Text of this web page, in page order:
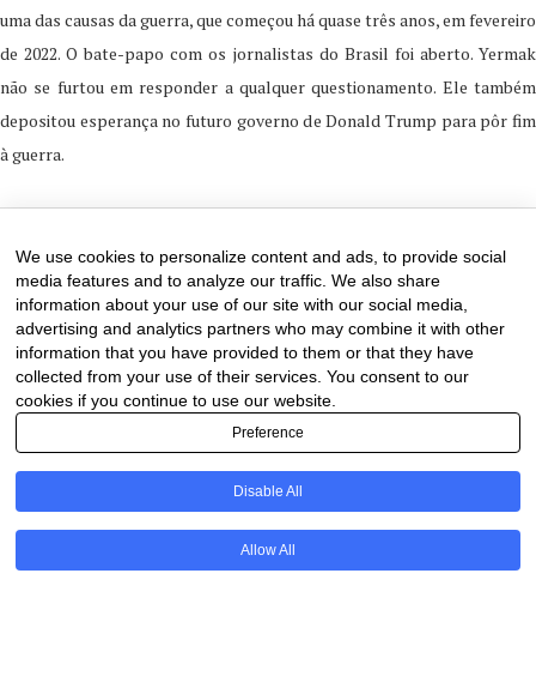
uma das causas da guerra, que começou há quase três anos, em fevereiro
de 2022. O bate-papo com os jornalistas do Brasil foi aberto. Yermak
não se furtou em responder a qualquer questionamento. Ele também
depositou esperança no futuro governo de Donald Trump para pôr fim
à guerra.
We use cookies to personalize content and ads, to provide social
media features and to analyze our traffic. We also share
information about your use of our site with our social media,
advertising and analytics partners who may combine it with other
information that you have provided to them or that they have
collected from your use of their services. You consent to our
cookies if you continue to use our website.
Preference
Disable All
Allow All